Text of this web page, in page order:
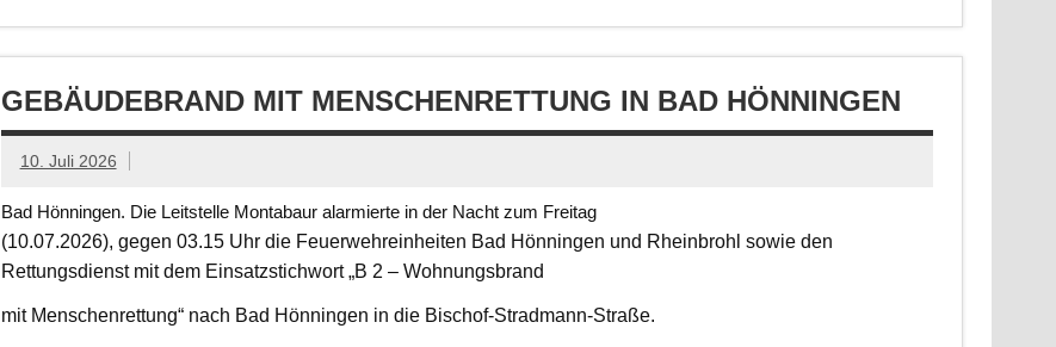
GEBÄUDEBRAND MIT MENSCHENRETTUNG IN BAD HÖNNINGEN
10. Juli 2026
Bad Hönningen. Die Leitstelle Montabaur alarmierte in der Nacht zum Freitag
(10.07.2026), gegen 03.15 Uhr die Feuerwehreinheiten Bad Hönningen und Rheinbrohl sowie den
Rettungsdienst mit dem Einsatzstichwort „B 2 – Wohnungsbrand
mit Menschenrettung“ nach Bad Hönningen in die Bischof-Stradmann-Straße.